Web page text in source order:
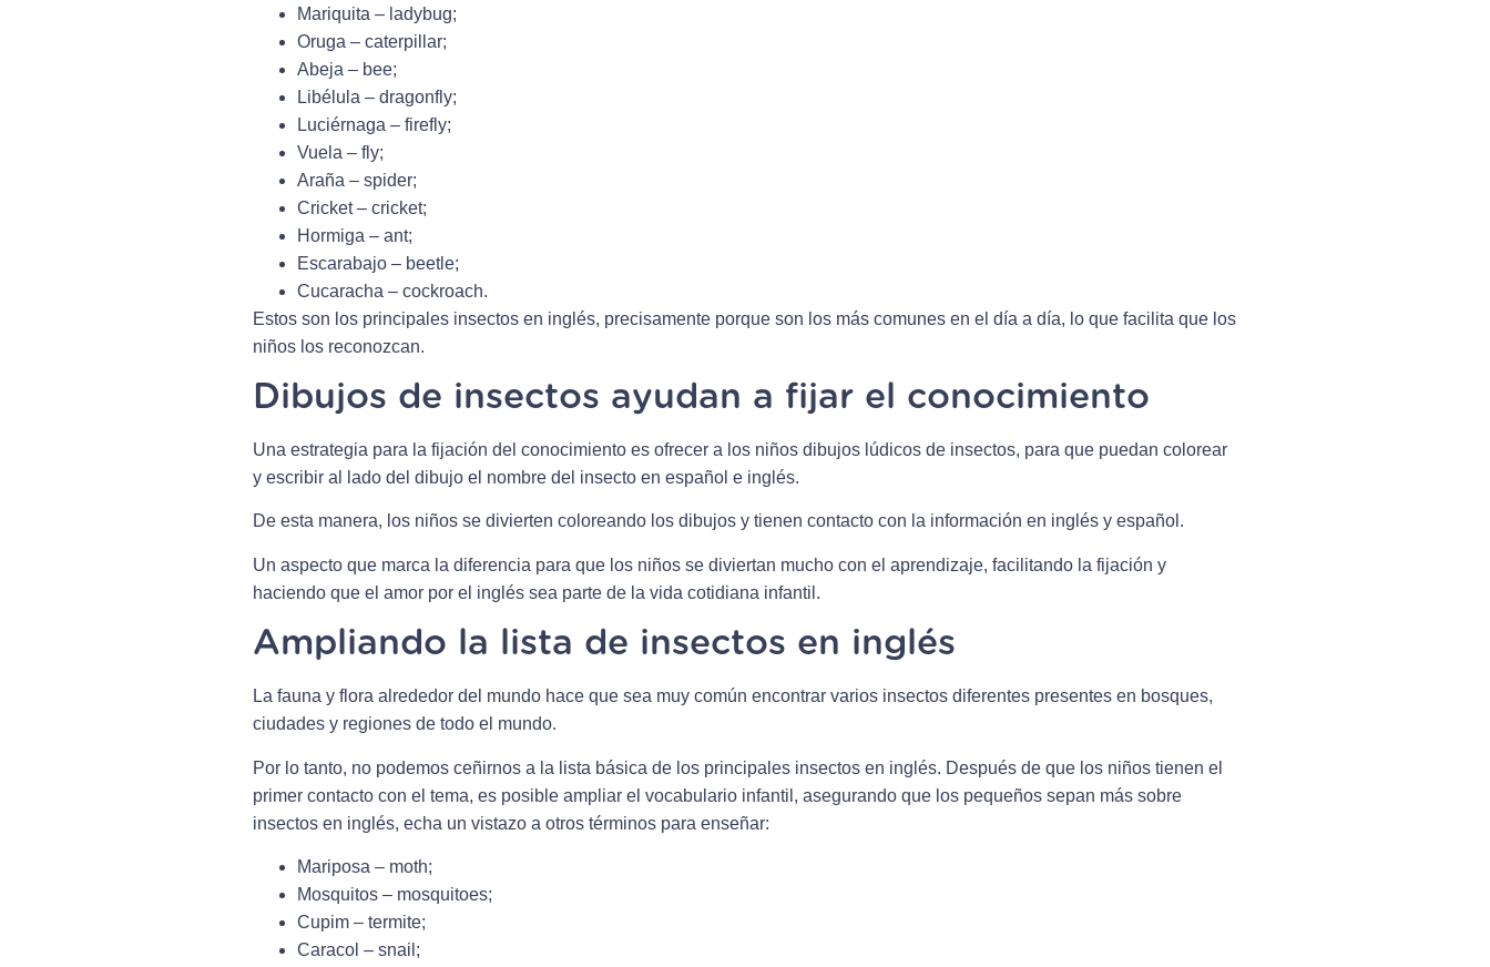
Mariquita – ladybug;
Oruga – caterpillar;
Abeja – bee;
Libélula – dragonfly;
Luciérnaga – firefly;
Vuela – fly;
Araña – spider;
Cricket – cricket;
Hormiga – ant;
Escarabajo – beetle;
Cucaracha – cockroach.
Estos son los principales insectos en inglés, precisamente porque son los más comunes en el día a día, lo que facilita que los
niños los reconozcan.
Dibujos de insectos ayudan a fijar el conocimiento
Una estrategia para la fijación del conocimiento es ofrecer a los niños dibujos lúdicos de insectos, para que puedan colorear
y escribir al lado del dibujo el nombre del insecto en español e inglés.
De esta manera, los niños se divierten coloreando los dibujos y tienen contacto con la información en inglés y español.
Un aspecto que marca la diferencia para que los niños se diviertan mucho con el aprendizaje, facilitando la fijación y
haciendo que el amor por el inglés sea parte de la vida cotidiana infantil.
Ampliando la lista de insectos en inglés
La fauna y flora alrededor del mundo hace que sea muy común encontrar varios insectos diferentes presentes en bosques,
ciudades y regiones de todo el mundo.
Por lo tanto, no podemos ceñirnos a la lista básica de los principales insectos en inglés. Después de que los niños tienen el
primer contacto con el tema, es posible ampliar el vocabulario infantil, asegurando que los pequeños sepan más sobre
insectos en inglés, echa un vistazo a otros términos para enseñar:
Mariposa – moth;
Mosquitos – mosquitoes;
Cupim – termite;
Caracol – snail;